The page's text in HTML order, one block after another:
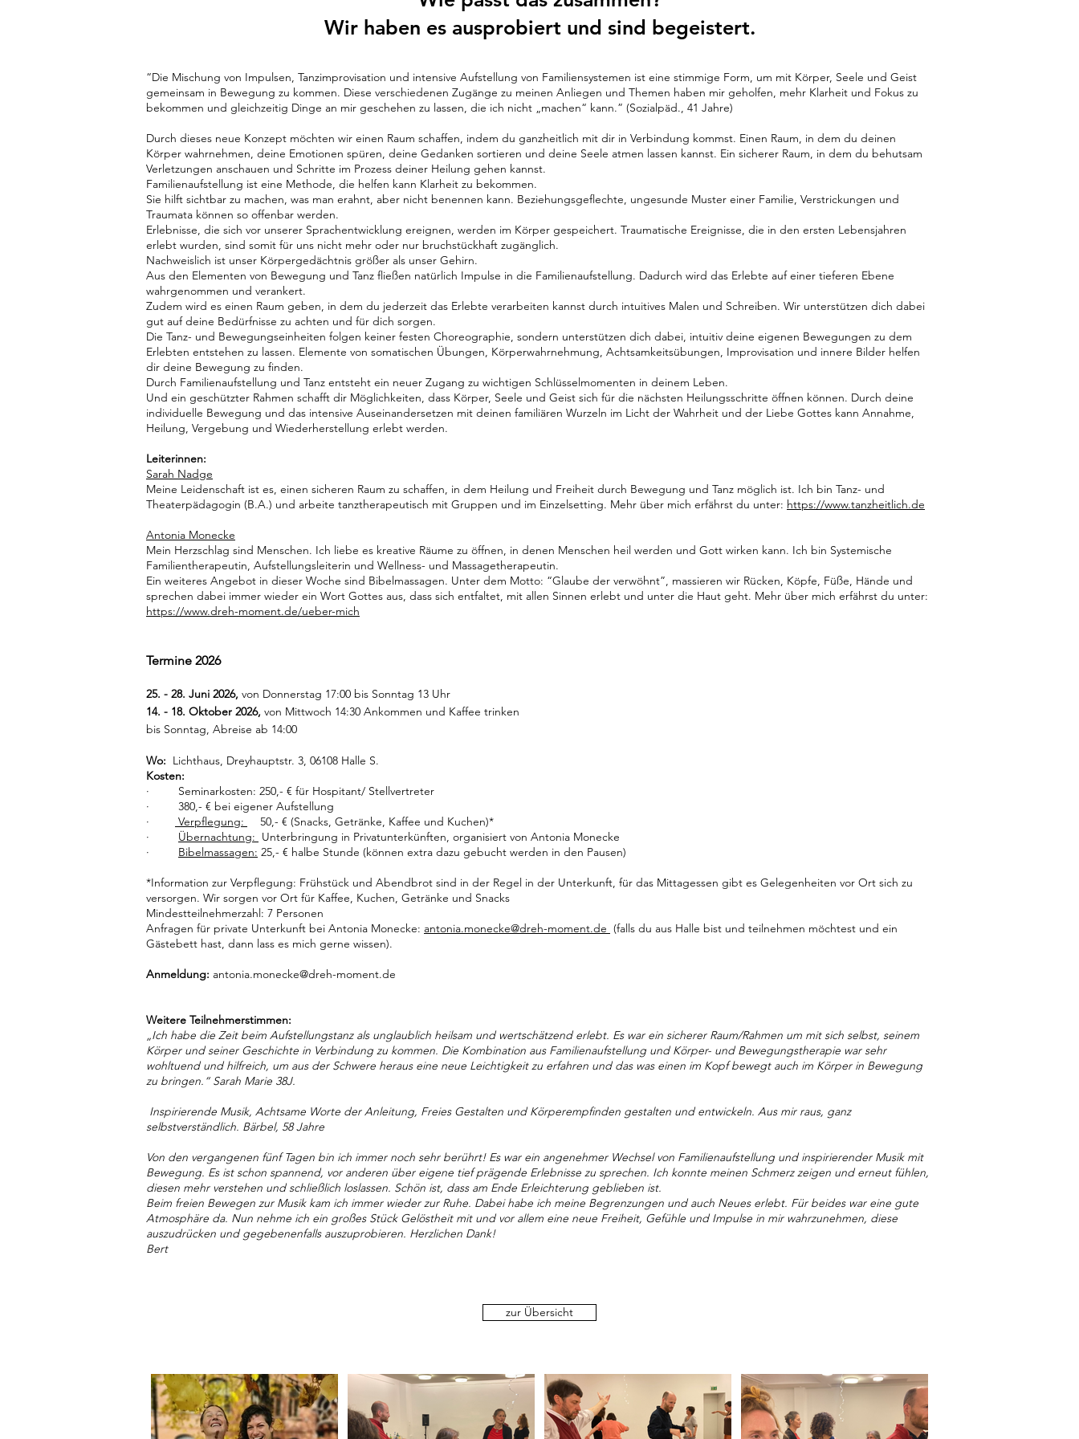
Wir haben es ausprobiert und sind begeistert.
“Die Mischung von Impulsen, Tanzimprovisation und intensive Aufstellung von Familiensystemen ist eine stimmige Form, um mit Körper, Seele und Geist
gemeinsam in Bewegung zu kommen. Diese verschiedenen Zugänge zu meinen Anliegen und Themen haben mir geholfen, mehr Klarheit und Fokus zu
bekommen und gleichzeitig Dinge an mir geschehen zu lassen, die ich nicht „machen“ kann.” (Sozialpäd., 41 Jahre)
Durch dieses neue Konzept möchten wir einen Raum schaffen, indem du ganzheitlich mit dir in Verbindung kommst. Einen Raum, in dem du deinen
Körper wahrnehmen, deine Emotionen spüren, deine Gedanken sortieren und deine Seele atmen lassen kannst. Ein sicherer Raum, in dem du behutsam
Verletzungen anschauen und Schritte im Prozess deiner Heilung gehen kannst.
Familienaufstellung ist eine Methode, die helfen kann Klarheit zu bekommen.
Sie hilft sichtbar zu machen, was man erahnt, aber nicht benennen kann. Beziehungsgeflechte, ungesunde Muster einer Familie, Verstrickungen und
Traumata können so offenbar werden.
Erlebnisse, die sich vor unserer Sprachentwicklung ereignen, werden im Körper gespeichert. Traumatische Ereignisse, die in den ersten Lebensjahren
erlebt wurden, sind somit für uns nicht mehr oder nur bruchstückhaft zugänglich.
Nachweislich ist unser Körpergedächtnis größer als unser Gehirn.
Aus den Elementen von Bewegung und Tanz fließen natürlich Impulse in die Familienaufstellung. Dadurch wird das Erlebte auf einer tieferen Ebene
wahrgenommen und verankert.
Zudem wird es einen Raum geben, in dem du jederzeit das Erlebte verarbeiten kannst durch intuitives Malen und Schreiben. Wir unterstützen dich dabei
gut auf deine Bedürfnisse zu achten und für dich sorgen.
Die Tanz- und Bewegungseinheiten folgen keiner festen Choreographie, sondern unterstützen dich dabei, intuitiv deine eigenen Bewegungen zu dem
Erlebten entstehen zu lassen. Elemente von somatischen Übungen, Körperwahrnehmung, Achtsamkeitsübungen, Improvisation und innere Bilder helfen
dir deine Bewegung zu finden.
Durch Familienaufstellung und Tanz entsteht ein neuer Zugang zu wichtigen Schlüsselmomenten in deinem Leben.
Und ein geschützter Rahmen schafft dir Möglichkeiten, dass Körper, Seele und Geist sich für die nächsten Heilungsschritte öffnen können. Durch deine
individuelle Bewegung und das intensive Auseinandersetzen mit deinen familiären Wurzeln im Licht der Wahrheit und der Liebe Gottes kann Annahme,
Heilung, Vergebung und Wiederherstellung erlebt werden.
Leiterinnen:
Sarah Nadge
Meine Leidenschaft ist es, einen sicheren Raum zu schaffen, in dem Heilung und Freiheit durch Bewegung und Tanz möglich ist. Ich bin Tanz- und
Theaterpädagogin (B.A.) und arbeite tanztherapeutisch mit Gruppen und im Einzelsetting. Mehr über mich erfährst du unter: https://www.tanzheitlich.de
Antonia Monecke
Mein Herzschlag sind Menschen. Ich liebe es kreative Räume zu öffnen, in denen Menschen heil werden und Gott wirken kann. Ich bin Systemische
Familientherapeutin, Aufstellungsleiterin und Wellness- und Massagetherapeutin.
Ein weiteres Angebot in dieser Woche sind Bibelmassagen. Unter dem Motto: “Glaube der verwöhnt”, massieren wir Rücken, Köpfe, Füße, Hände und
sprechen dabei immer wieder ein Wort Gottes aus, dass sich entfaltet, mit allen Sinnen erlebt und unter die Haut geht. Mehr über mich erfährst du unter:
https://www.dreh-moment.de/ueber-mich
Termine 2026
25. - 28. Juni 2026, von Donnerstag 17:00 bis Sonntag 13 Uhr
14. - 18. Oktober 2026, von Mittwoch 14:30 Ankommen und Kaffee trinken
bis Sonntag, Abreise ab 14:00
Wo: Lichthaus, Dreyhauptstr. 3, 06108 Halle S.
Kosten:
· Seminarkosten: 250,- € für Hospitant/ Stellvertreter
· 380,- € bei eigener Aufstellung
·
Verpflegung:
50,- € (Snacks, Getränke, Kaffee und Kuchen)*
· Übernachtung: Unterbringung in Privatunterkünften, organisiert von Antonia Monecke
· Bibelmassagen: 25,- € halbe Stunde (können extra dazu gebucht werden in den Pausen)
*Information zur Verpflegung: Frühstück und Abendbrot sind in der Regel in der Unterkunft, für das Mittagessen gibt es Gelegenheiten vor Ort sich zu
versorgen. Wir sorgen vor Ort für Kaffee, Kuchen, Getränke und Snacks
Mindestteilnehmerzahl: 7 Personen
Anfragen für private Unterkunft bei Antonia Monecke: antonia.monecke@dreh-moment.de (falls du aus Halle bist und teilnehmen möchtest und ein
Gästebett hast, dann lass es mich gerne wissen).
Anmeldung: antonia.monecke@dreh-moment.de
Weitere Teilnehmerstimmen:
„Ich habe die Zeit beim Aufstellungstanz als unglaublich heilsam und wertschätzend erlebt. Es war ein sicherer Raum/Rahmen um mit sich selbst, seinem
Körper und seiner Geschichte in Verbindung zu kommen. Die Kombination aus Familienaufstellung und Körper- und Bewegungstherapie war sehr
wohltuend und hilfreich, um aus der Schwere heraus eine neue Leichtigkeit zu erfahren und das was einen im Kopf bewegt auch im Körper in Bewegung
zu bringen.“ Sarah Marie 38J.
Inspirierende Musik, Achtsame Worte der Anleitung, Freies Gestalten und Körperempfinden gestalten und entwickeln. Aus mir raus, ganz
selbstverständlich. Bärbel, 58 Jahre
Von den vergangenen fünf Tagen bin ich immer noch sehr berührt! Es war ein angenehmer Wechsel von Familienaufstellung und inspirierender Musik mit
Bewegung. Es ist schon spannend, vor anderen über eigene tief prägende Erlebnisse zu sprechen. Ich konnte meinen Schmerz zeigen und erneut fühlen,
diesen mehr verstehen und schließlich loslassen. Schön ist, dass am Ende Erleichterung geblieben ist.
Beim freien Bewegen zur Musik kam ich immer wieder zur Ruhe. Dabei habe ich meine Begrenzungen und auch Neues erlebt. Für beides war eine gute
Atmosphäre da. Nun nehme ich ein großes Stück Gelöstheit mit und vor allem eine neue Freiheit, Gefühle und Impulse in mir wahrzunehmen, diese
auszudrücken und gegebenenfalls auszuprobieren. Herzlichen Dank!
Bert
zur Übersicht